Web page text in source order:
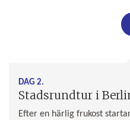
DAG 2.
Stadsrundtur i
Efter en härlig frukost